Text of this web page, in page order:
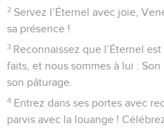
2 Servez l’Éternel avec joie,
sa présence !
3 Reconnaissez que l’Éternel
faits, et nous sommes à lui :
son pâturage.
4 Entrez dans ses portes avec
parvis avec la louange !